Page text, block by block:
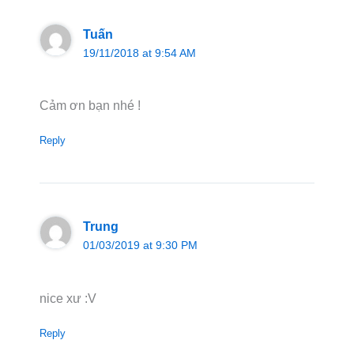
Tuấn
19/11/2018 at 9:54 AM
Cảm ơn bạn nhé !
Reply
Trung
01/03/2019 at 9:30 PM
nice xư :V
Reply